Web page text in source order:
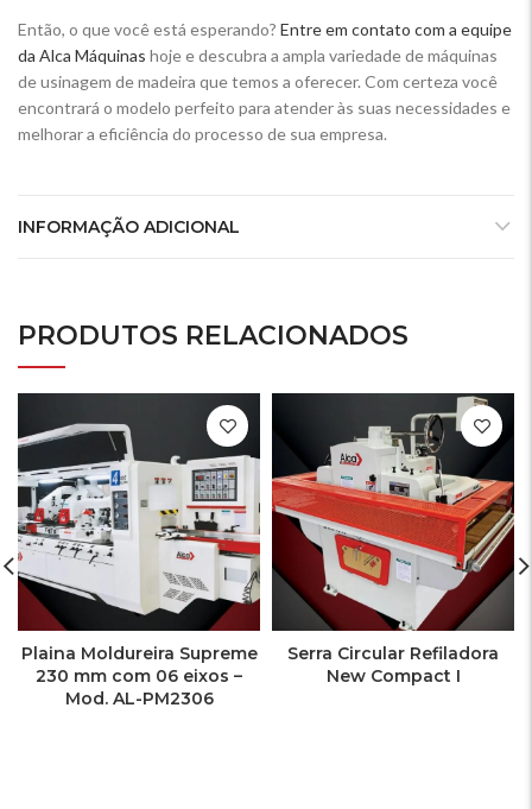
Então, o que você está esperando? Entre em contato com a equipe
da Alca Máquinas hoje e descubra a ampla variedade de máquinas
de usinagem de madeira que temos a oferecer. Com certeza você
encontrará o modelo perfeito para atender às suas necessidades e
melhorar a eficiência do processo de sua empresa.
INFORMAÇÃO ADICIONAL
PRODUTOS RELACIONADOS
Plaina Moldureira Supreme
230 mm com 06 eixos –
Mod. AL-PM2306
Serra Circular Refiladora
New Compact I